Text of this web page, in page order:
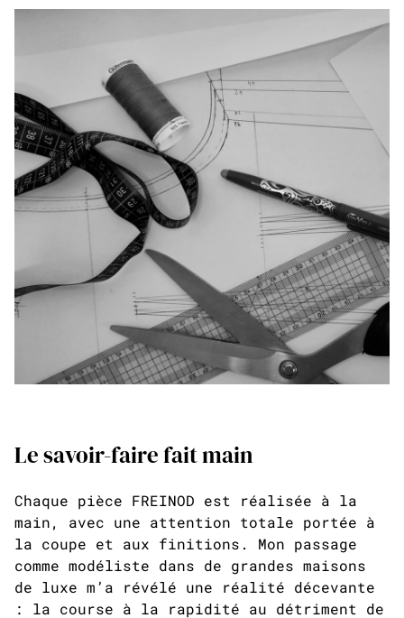
Le savoir-faire fait main
Chaque pièce FREINOD est réalisée à la
main, avec une attention totale portée à
la coupe et aux finitions. Mon passage
comme modéliste dans de grandes maisons
de luxe m’a révélé une réalité décevante
: la course à la rapidité au détriment de